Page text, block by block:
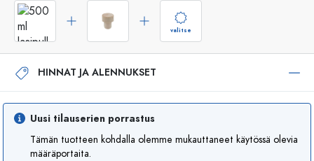
valitse
HINNAT JA ALENNUKSET
Uusi tilauserien porrastus
Tämän tuotteen kohdalla olemme mukauttaneet käytössä olevia
määräportaita.